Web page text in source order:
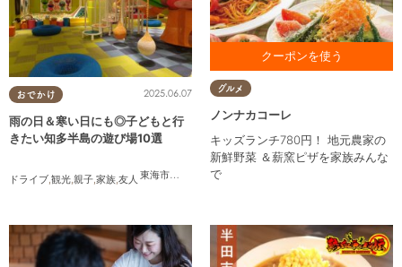
おでかけ
東海市
,大府市 知多市
2025.06.07
雨の日＆寒い日にも◎子どもと行
きたい知多半島の遊び場10選
ドライブ,観光,親子,家族,友人
お食事をご利用の方に カタラ
ーナプレゼント ※1クーポンで
最大4名様まで対応
グルメ
ノンナカコーレ
キッズランチ780円！ 地元農家の
新鮮野菜 ＆薪窯ピザを家族みんな
で